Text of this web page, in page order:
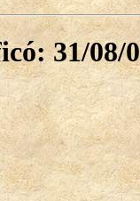
31/08/